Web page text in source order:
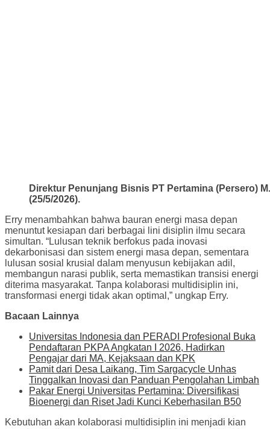
Direktur Penunjang Bisnis PT Pertamina (Persero)
(25/5/2026).
Erry menambahkan bahwa bauran energi masa depan
menuntut kesiapan dari berbagai lini disiplin ilmu secara
simultan. “Lulusan teknik berfokus pada inovasi
dekarbonisasi dan sistem energi masa depan, sementara
lulusan sosial krusial dalam menyusun kebijakan adil,
membangun narasi publik, serta memastikan transisi energi
diterima masyarakat. Tanpa kolaborasi multidisiplin ini,
transformasi energi tidak akan optimal,” ungkap Erry.
Bacaan Lainnya
Universitas Indonesia dan PERADI Profesional Buka
Pendaftaran PKPA Angkatan I 2026, Hadirkan
Pengajar dari MA, Kejaksaan dan KPK
Pamit dari Desa Laikang, Tim Sargacycle Unhas
Tinggalkan Inovasi dan Panduan Pengolahan Limbah
Pakar Energi Universitas Pertamina: Diversifikasi
Bioenergi dan Riset Jadi Kunci Keberhasilan B50
Kebutuhan akan kolaborasi multidisiplin ini menjadi kian